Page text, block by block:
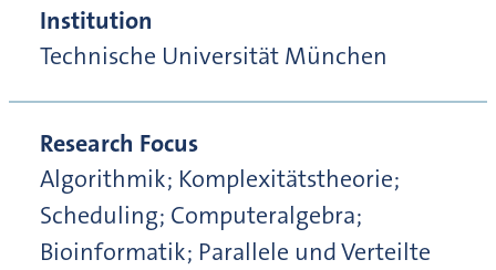
Institution
Technische Universität München
Research Focus
Algorithmik; Komplexitätstheorie;
Scheduling; Computeralgebra;
Bioinformatik; Parallele und Verteilte